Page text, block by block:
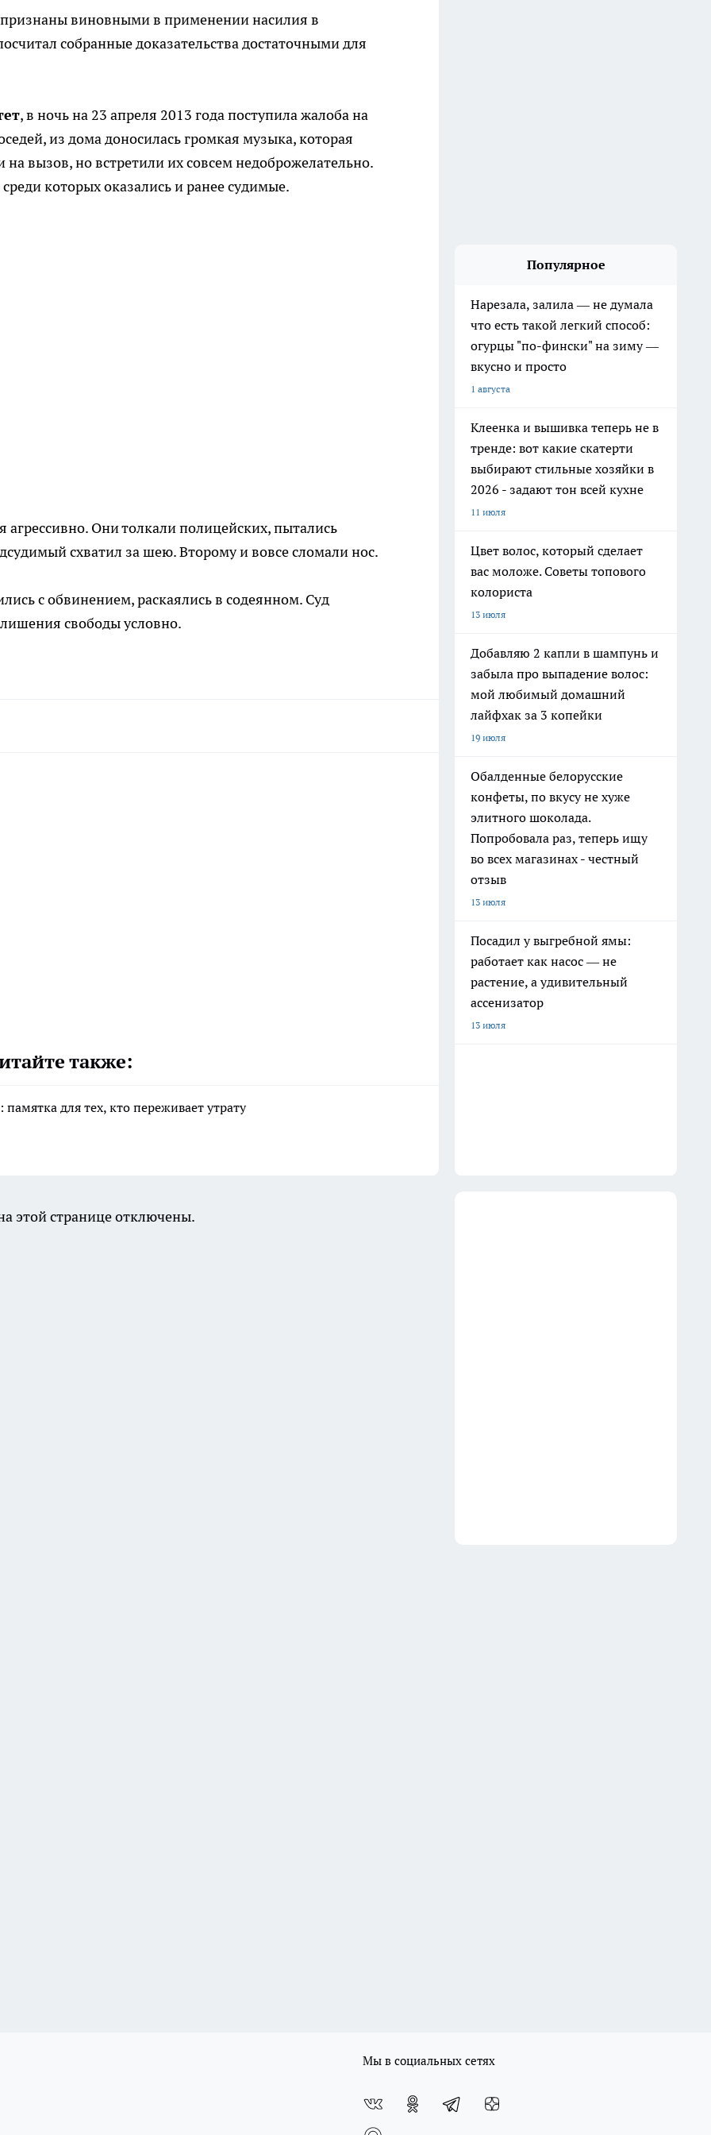
виновными в применении насилия в
собранные доказательства достаточными для
, в ночь на 23 апреля 2013 года поступила жалоба на
из дома доносилась громкая музыка, которая
вызов, но встретили их совсем недоброжелательно.
которых оказались и ранее судимые.
Они толкали полицейских, пытались
схватил за шею. Второму и вовсе сломали нос.
с обвинением, раскаялись в содеянном. Суд
свободы условно.
также:
для тех, кто переживает утрату
Популярное
Нарезала, залила — не думала
что есть такой легкий способ:
огурцы "по-фински" на зиму —
вкусно и просто
1 августа
Клеенка и вышивка теперь не в
тренде: вот какие скатерти
выбирают стильные хозяйки в
2026 - задают тон всей кухне
11 июля
Цвет волос, который сделает
вас моложе. Советы топового
колориста
13 июля
Добавляю 2 капли в шампунь и
забыла про выпадение волос:
мой любимый домашний
лайфхак за 3 копейки
19 июля
Обалденные белорусские
конфеты, по вкусу не хуже
элитного шоколада.
Попробовала раз, теперь ищу
во всех магазинах - честный
отзыв
13 июля
Посадил у выгребной ямы:
работает как насос — не
растение, а удивительный
ассенизатор
13 июля
этой странице отключены.
Мы в социальных сетях